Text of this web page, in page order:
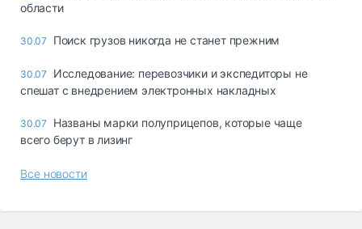
области
30.07 Поиск грузов никогда не станет прежним
30.07
Исследование: перевозчики и экспедиторы не
спешат с внедрением электронных накладных
30.07
Названы марки полуприцепов, которые чаще
всего берут в лизинг
Все новости